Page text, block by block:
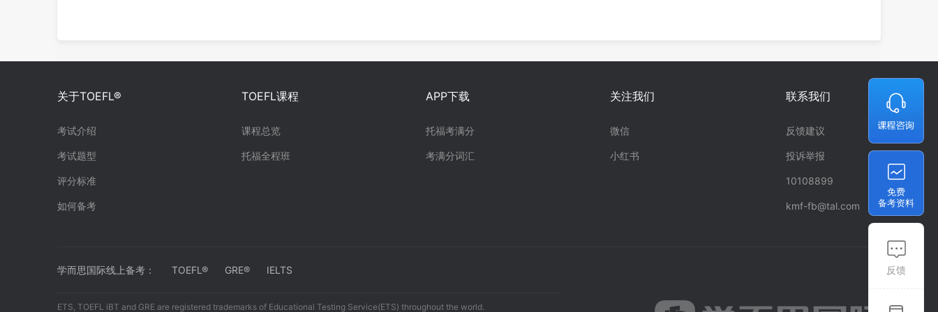
免费
备考资料
反馈
关于TOEFL®
考试介绍
考试题型
评分标准
如何备考
TOEFL课程
课程总览
托福全程班
APP下载
托福考满分
考满分词汇
关注我们
微信
小红书
联系我们
反馈建议
投诉举报
10108899
kmf-fb@tal.com
学而思国际线上备考： TOEFL® GRE® IELTS
ETS, TOEFL iBT and GRE are registered trademarks of Educational Testing Service(ETS) throughout the world.